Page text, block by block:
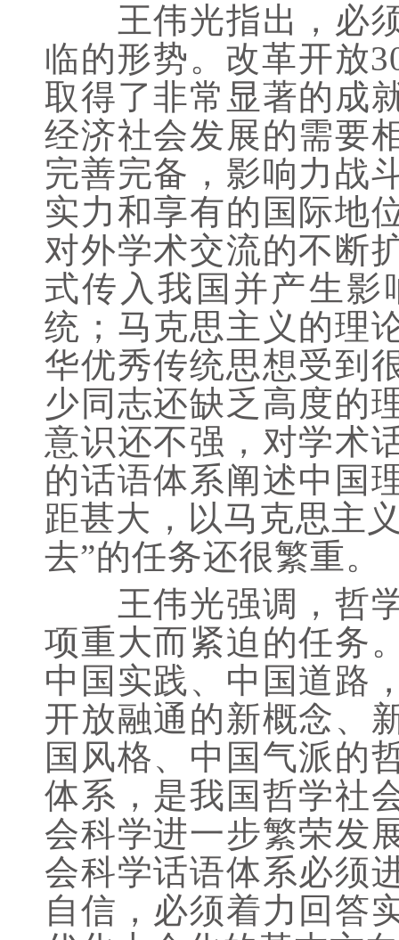
王伟光指出，必须
临的形势。改革开放
取得了非常显著的成
经济社会发展的需要
完善完备，影响力战
实力和享有的国际地
对外学术交流的不断
式传入我国并产生
统；马克思主义的理
华优秀传统思想受到
少同志还缺乏高度的
意识还不强，对学术
的话语体系阐述中国
距甚大，以马克思主
去”的任务还很繁重。
王伟光强调，哲学
项重大而紧迫的任务
中国实践、中国道路
开放融通的新概念、
国风格、中国气派的
体系，是我国哲学社
会科学进一步繁荣发
会科学话语体系必须
自信，必须着力回答